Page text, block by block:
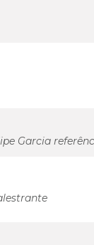
Garcia